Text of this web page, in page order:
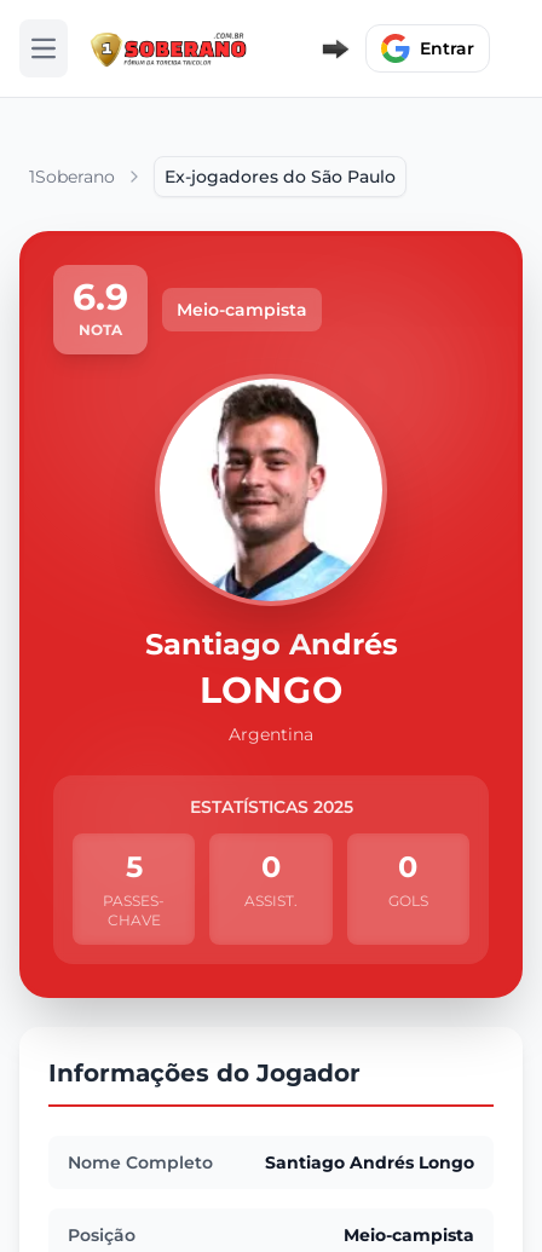
Abrir menu Entrar
1Soberano Ex-jogadores do São Paulo
6.9
NOTA
Meio-campista
Santiago Andrés
LONGO
Argentina
ESTATÍSTICAS 2025
5
PASSES-
CHAVE
0
ASSIST.
0
GOLS
Informações do Jogador
Nome Completo Santiago Andrés Longo
Posição Meio-campista